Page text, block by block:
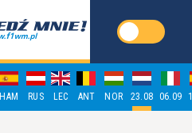
HAM RUS LEC ANT NOR 23.08 06.09